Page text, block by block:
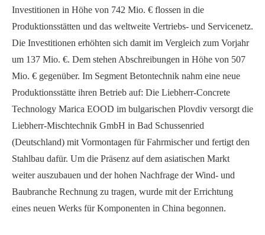
Investitionen in Höhe von 742 Mio. € flossen in die
Produktionsstätten und das weltweite Vertriebs- und Servicenetz.
Die Investitionen erhöhten sich damit im Vergleich zum Vorjahr
um 137 Mio. €. Dem stehen Abschreibungen in Höhe von 507
Mio. € gegenüber. Im Segment Betontechnik nahm eine neue
Produktionsstätte ihren Betrieb auf: Die Liebherr-Concrete
Technology Marica EOOD im bulgarischen Plovdiv versorgt die
Liebherr-Mischtechnik GmbH in Bad Schussenried
(Deutschland) mit Vormontagen für Fahrmischer und fertigt den
Stahlbau dafür. Um die Präsenz auf dem asiatischen Markt
weiter auszubauen und der hohen Nachfrage der Wind- und
Baubranche Rechnung zu tragen, wurde mit der Errichtung
eines neuen Werks für Komponenten in China begonnen.